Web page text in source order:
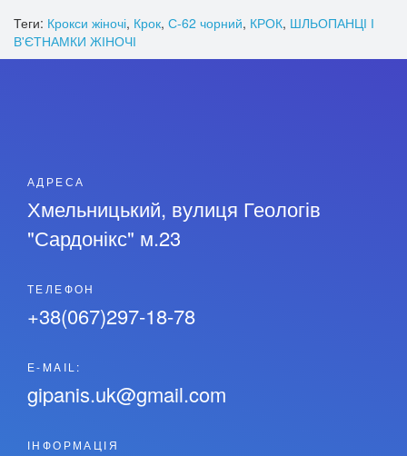
Теги: Крокси жіночі, Крок, С-62 чорний, КРОК, ШЛЬОПАНЦІ І
В'ЄТНАМКИ ЖІНОЧІ
АДРЕСА
Хмельницький, вулиця Геологів
"Сардонікс" м.23
ТЕЛЕФОН
+38(067)297-18-78
Е-MAIL:
gipanis.uk@gmail.com
ІНФОРМАЦІЯ